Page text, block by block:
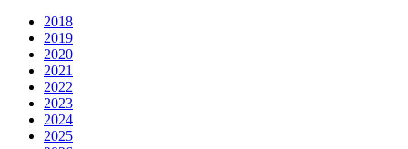
2018
2019
2020
2021
2022
2023
2024
2025